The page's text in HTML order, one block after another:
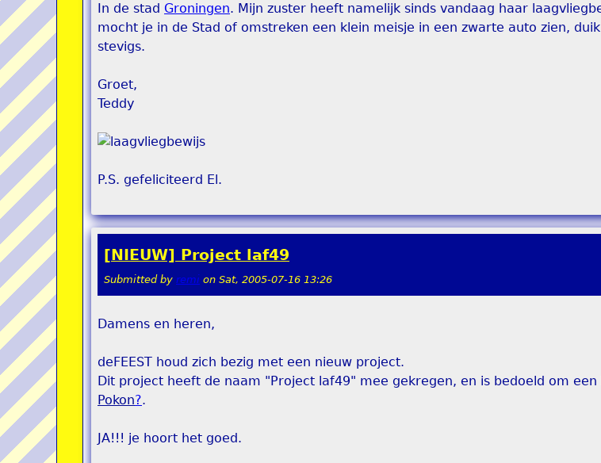
In de stad Groningen. Mijn zuster heeft namelijk sinds vandaag haar
mocht je in de Stad of omstreken een klein meisje in een zwarte auto zien,
stevigs.
Groet,
Teddy
P.S. gefeliciteerd El.
[NIEUW] Project laf49
Submitted by remi on Sat, 2005-07-16 13:26
Damens en heren,
deFEEST houd zich bezig met een nieuw project.
Dit project heeft de naam "Project laf49" mee gekregen, en is bedoeld om
Pokon?.
JA!!! je hoort het goed.